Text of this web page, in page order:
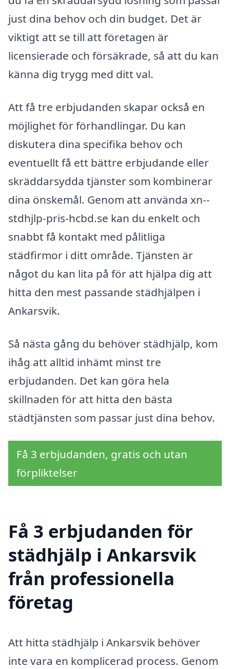
just dina behov och din budget. Det är
viktigt att se till att företagen är
licensierade och försäkrade, så att du kan
känna dig trygg med ditt val.
Att få tre erbjudanden skapar också en
möjlighet för förhandlingar. Du kan
diskutera dina specifika behov och
eventuellt få ett bättre erbjudande eller
skräddarsydda tjänster som kombinerar
dina önskemål. Genom att använda xn--
stdhjlp-pris-hcbd.se kan du enkelt och
snabbt få kontakt med pålitliga
städfirmor i ditt område. Tjänsten är
något du kan lita på för att hjälpa dig att
hitta den mest passande städhjälpen i
Ankarsvik.
Så nästa gång du behöver städhjälp, kom
ihåg att alltid inhämt minst tre
erbjudanden. Det kan göra hela
skillnaden för att hitta den bästa
städtjänsten som passar just dina behov.
Få 3 erbjudanden, gratis och utan
förpliktelser
Få 3 erbjudanden för
städhjälp i Ankarsvik
från professionella
företag
Att hitta städhjälp i Ankarsvik behöver
inte vara en komplicerad process. Genom